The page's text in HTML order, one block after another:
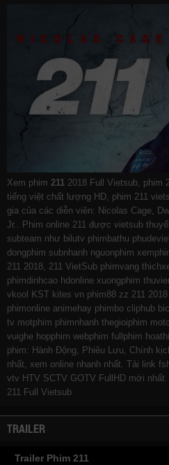
Xem phim 211 2018 Full Vietsub, phim
tiếng việt chất lượng HD, phim 211
gia của các diễn viên: Nicolas Cage,
Jr.. Phim online 211 được vietsub
subteam như bilutv phimbathu
dongphim subnhanh nguonphim
211 2018, 211 VietSub phimvang
phimdinhcao hdonline xuongphim
vkool KST kites vn phim88 zz 211 2018
phimonline animehay phimbo cliphub
tv motphim phimnhanh thegioiphim
vuighe hopphim webphim fullphim
phim: Hành Động, Phiêu Lưu, Chính
nhất, xem online nhanh nhất. Tải link
vtv HTV SCTV GOTV FullHD mới
211
Full Vietsub
TRAILER
Trailer Phim 211